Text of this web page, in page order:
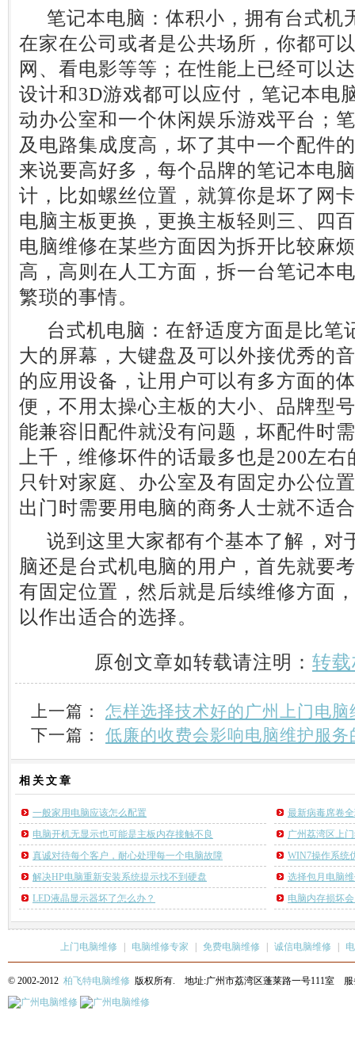
笔记本电脑：体积小，拥有台式机
在家在公司或者是公共场所，你都可
网、看电影等等；在性能上已经可以
设计和3D游戏都可以应付，笔记本电
动办公室和一个休闲娱乐游戏平台；
及电路集成度高，坏了其中一个配件
来说要高好多，每个品牌的笔记本电
计，比如螺丝位置，就算你是坏了网
电脑主板更换，更换主板轻则三、四
电脑维修在某些方面因为拆开比较麻
高，高则在人工方面，拆一台笔记本
繁琐的事情。
台式机电脑：在舒适度方面是比笔
大的屏幕，大键盘及可以外接优秀的
的应用设备，让用户可以有多方面的
便，不用太操心主板的大小、品牌型
能兼容旧配件就没有问题，坏配件时
上千，维修坏件的话最多也是200左
只针对家庭、办公室及有固定办公位
出门时需要用电脑的商务人士就不适
说到这里大家都有个基本了解，对
脑还是台式机电脑的用户，首先就要
有固定位置，然后就是后续维修方面
以作出适合的选择。
原创文章如转载请注明： 转
上一篇： 怎样选择技术好的广州上门电脑
下一篇： 低廉的收费会影响电脑维护服务
相关 文章
一般家用电脑应该怎么配置
最新病毒席卷
电脑开机无显示也可能是主板内存接触不良
广州荔湾区上
真诚对待每个客户，耐心处理每一个电脑故障
WIN7操作系统
解决HP电脑重新安装系统提示找不到硬盘
选择包月电脑
LED液晶显示器坏了怎么办？
电脑内存损坏
上门电脑维修 电脑维修专家 免费电脑维修 诚信电脑维修
© 2002-2012 柏飞特电脑维修 版权所有. 地址:广州市荔湾区蓬莱路一号111室 服